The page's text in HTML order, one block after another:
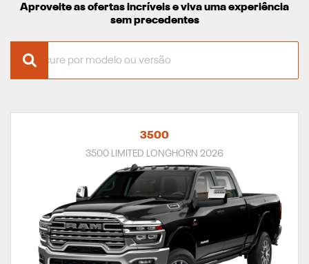
Aproveite as ofertas incríveis e viva uma experiência
sem precedentes
3500
3500 LIMITED LONGHORN 2026